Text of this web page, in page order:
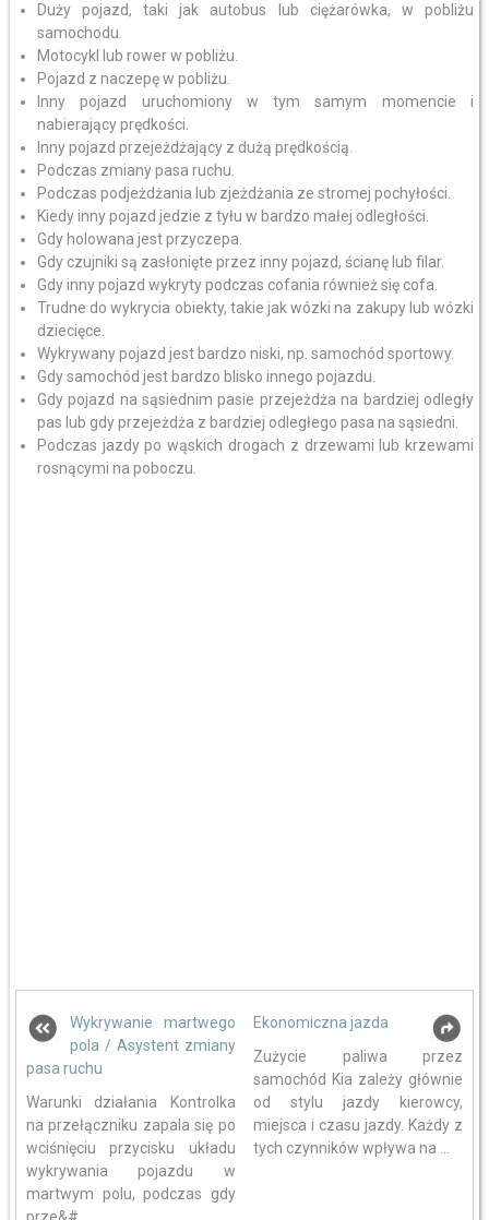
Duży pojazd, taki jak autobus lub ciężarówka, w pobliżu
samochodu.
Motocykl lub rower w pobliżu.
Pojazd z naczepę w pobliżu.
Inny pojazd uruchomiony w tym samym momencie i
nabierający prędkości.
Inny pojazd przejeżdżający z dużą prędkością.
Podczas zmiany pasa ruchu.
Podczas podjeżdżania lub zjeżdżania ze stromej pochyłości.
Kiedy inny pojazd jedzie z tyłu w bardzo małej odległości.
Gdy holowana jest przyczepa.
Gdy czujniki są zasłonięte przez inny pojazd, ścianę lub filar.
Gdy inny pojazd wykryty podczas cofania również się cofa.
Trudne do wykrycia obiekty, takie jak wózki na zakupy lub wózki
dziecięce.
Wykrywany pojazd jest bardzo niski, np. samochód sportowy.
Gdy samochód jest bardzo blisko innego pojazdu.
Gdy pojazd na sąsiednim pasie przejeżdża na bardziej odległy
pas lub gdy przejeżdża z bardziej odległego pasa na sąsiedni.
Podczas jazdy po wąskich drogach z drzewami lub krzewami
rosnącymi na poboczu.
Wykrywanie martwego
pola / Asystent zmiany
pasa ruchu
Warunki działania Kontrolka
na przełączniku zapala się po
wciśnięciu przycisku układu
wykrywania pojazdu w
martwym polu, podczas gdy
Ekonomiczna jazda
Zużycie paliwa przez
samochód Kia zależy głównie
od stylu jazdy kierowcy,
miejsca i czasu jazdy. Każdy z
tych czynników wpływa na ...